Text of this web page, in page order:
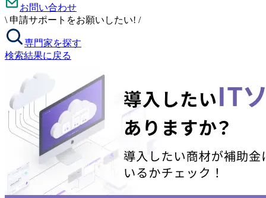
お問い合わせ
\ 申請サポートをお願いしたい! /
専門家を探す
検索結果に戻る